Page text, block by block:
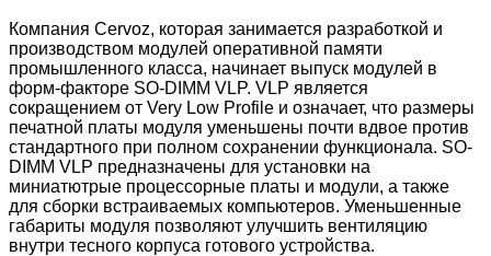
Компания Cervoz, которая занимается разработкой и
производством модулей оперативной памяти
промышленного класса, начинает выпуск модулей в
форм-факторе SO-DIMM VLP. VLP является
сокращением от Very Low Profile и означает, что размеры
печатной платы модуля уменьшены почти вдвое против
стандартного при полном сохранении функционала. SO-
DIMM VLP предназначены для установки на
миниатютрые процессорные платы и модули, а также
для сборки встраиваемых компьютеров. Уменьшенные
габариты модуля позволяют улучшить вентиляцию
внутри тесного корпуса готового устройства.